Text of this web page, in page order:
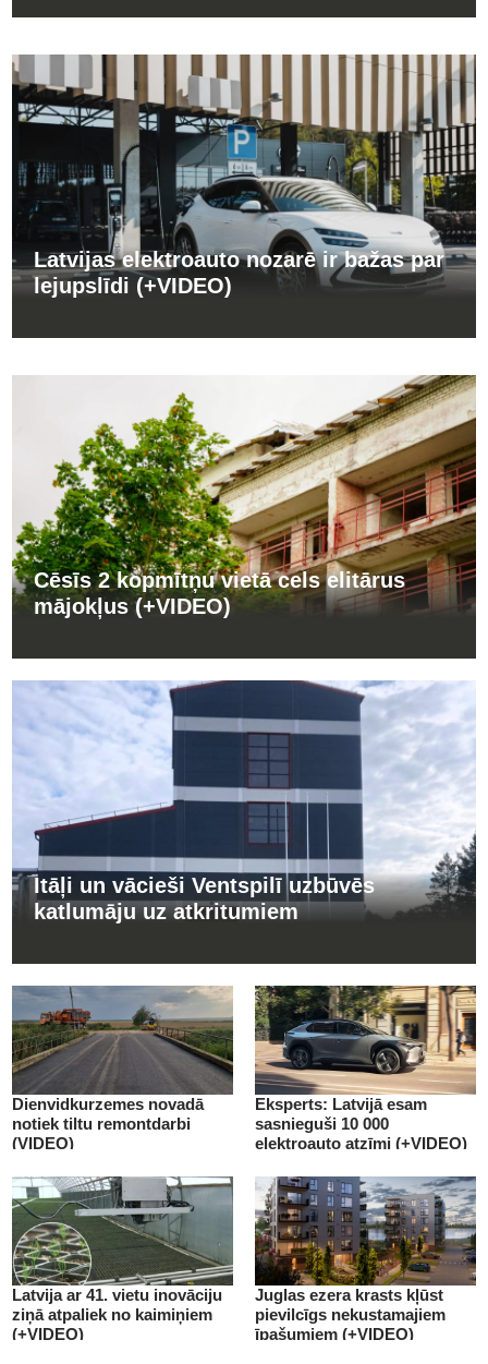
Latvijas elektroauto nozarē ir bažas par
lejupslīdi (+VIDEO)
Cēsīs 2 kopmītņu vietā cels elitārus
mājokļus (+VIDEO)
Itāļi un vācieši Ventspilī uzbūvēs
katlumāju uz atkritumiem
Dienvidkurzemes novadā
notiek tiltu remontdarbi
(VIDEO)
Eksperts: Latvijā esam
sasnieguši 10 000
elektroauto atzīmi (+VIDEO)
Latvija ar 41. vietu inovāciju
ziņā atpaliek no kaimiņiem
(+VIDEO)
Juglas ezera krasts kļūst
pievilcīgs nekustamajiem
īpašumiem (+VIDEO)